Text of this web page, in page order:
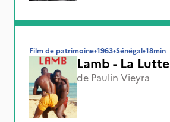
Film de patrimoine•1963•Sénégal•18min
Lamb - La Lutte
de Paulin Vieyra